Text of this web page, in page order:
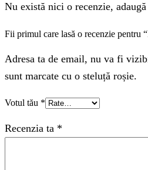
Nu există nici o recenzie, adaugă
Fii primul care lasă o recenzie pentru
Adresa ta de email, nu va fi
sunt marcate cu o steluță roșie.
Votul tău *
Recenzia ta *